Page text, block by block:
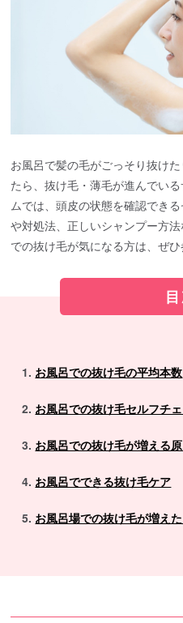
お風呂で髪の毛がごっそり抜け
たら、抜け毛・薄毛が進んでい
ムでは、頭皮の状態を確認でき
や対処法、正しいシャンプー方
での抜け毛が気になる方は、ぜひ
お風呂での抜け毛の平均本数
お風呂での抜け毛セルフチ
お風呂での抜け毛が増える
お風呂でできる抜け毛ケア
お風呂場での抜け毛が増え